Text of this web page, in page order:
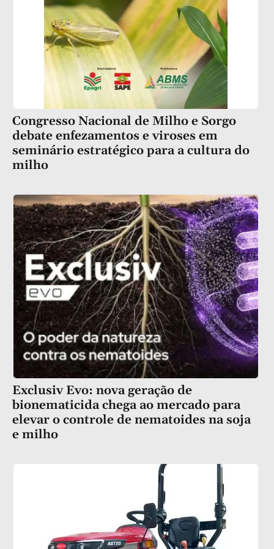
Congresso Nacional de Milho e Sorgo
debate enfezamentos e viroses em
seminário estratégico para a cultura do
milho
Exclusiv Evo: nova geração de
bionematicida chega ao mercado para
elevar o controle de nematoides na soja
e milho